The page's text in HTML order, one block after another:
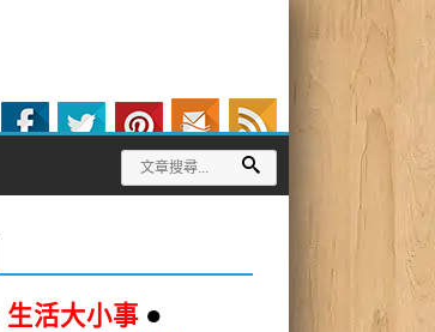
生活大小事 ●